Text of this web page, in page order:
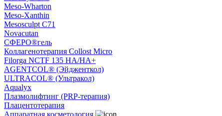
Meso-Wharton
Meso-Xanthin
Mesosculpt C71
Novacutan
СФЕРО®гель
Коллагенотерапия Collost Micro
Filorga NCTF 135 HA/HA+
AGENTCOL® (Эйдженткол)
ULTRACOL® (Ультракол)
Aqualyx
Плазмолифтинг (PRP-терапия)
Плацентотерапия